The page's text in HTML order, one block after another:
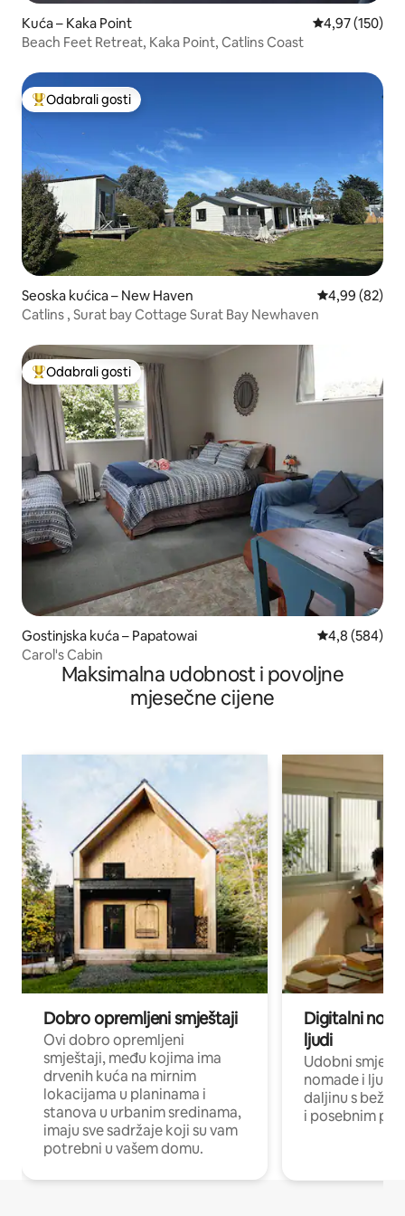
Kuća – Kaka Point Prosječna
4,97 (150)
Beach Feet Retreat, Kaka Point, Catlins Coast
Među najviše rangiranima s oznakom „Odabrali gosti”
Odabrali gosti
Seoska kućica – New Haven Prosječna
4,99 (82)
Catlins , Surat bay Cottage Surat Bay Newhaven
Među najviše rangiranima s oznakom „Odabrali gosti”
Odabrali gosti
Gostinjska kuća – Papatowai Prosječna
4,8 (584)
Carol's Cabin
Maksimalna udobnost i povoljne
mjesečne cijene
Dobro opremljeni smještaji
Ovi dobro opremljeni
smještaji, među kojima ima
drvenih kuća na mirnim
lokacijama u planinama i
stanova u urbanim sredinama,
imaju sve sadržaje koji su vam
potrebni u vašem domu.
Digitalni
ljudi
Udobni
nomade i ljude
daljinu s
i posebnim